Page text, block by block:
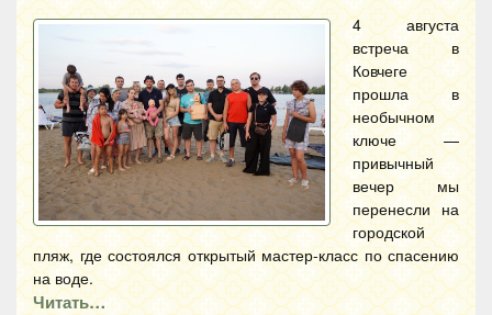
4 августа
встреча в
Ковчеге
прошла в
необычном
ключе —
привычный
вечер мы
перенесли на
городской
пляж, где состоялся открытый мастер-класс по спасению
на воде.
Читать…